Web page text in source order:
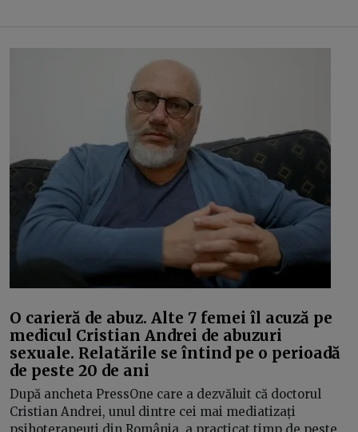
O carieră de abuz. Alte 7 femei îl acuză pe
medicul Cristian Andrei de abuzuri
sexuale. Relatările se întind pe o perioadă
de peste 20 de ani
După ancheta PressOne care a dezvăluit că doctorul
Cristian Andrei, unul dintre cei mai mediatizați